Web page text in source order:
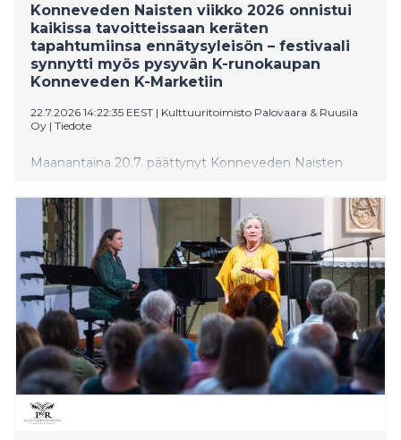
Konneveden Naisten viikko 2026 onnistui
kaikissa tavoitteissaan keräten
tapahtumiinsa ennätysyleisön – festivaali
synnytti myös pysyvän K-runokaupan
Konneveden K-Marketiin
22.7.2026 14:22:35 EEST | Kulttuuritoimisto Palovaara & Ruusila
Oy | Tiedote
Maanantaina 20.7. päättynyt Konneveden Naisten
menestys. Festivaalin tapahtumia, esityksiä ja
taidenäyttelyitä saapui katsomaan ennätysyleisö ja
lippuja myytiin ennakosta ja ovilta yli odotusten,
esimerkiksi avajaispäivän lauantain kaikki maksulliset
tapahtumat myivät loppuun.